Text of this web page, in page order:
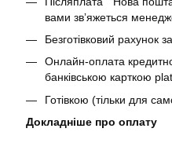
вами звʼяжеться
Безготівковий рахунок
Онлайн-оплата
банківською карткою
Готівкою (тільки для
Докладніше про оплату